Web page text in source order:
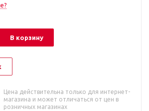
В корзину
Цена действительна только для интернет-
магазина и может отличаться от цен в
розничных магазинах